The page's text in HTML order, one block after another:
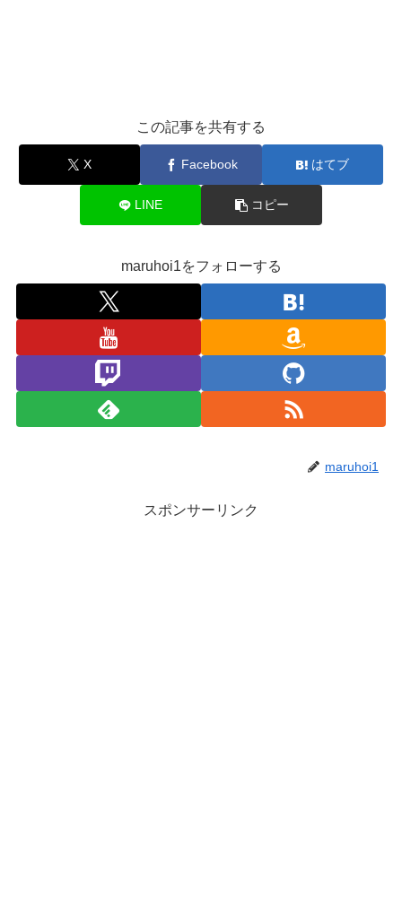
この記事を共有する
X Facebook はてブ
LINE コピー
maruhoi1をフォローする
maruhoi1
スポンサーリンク